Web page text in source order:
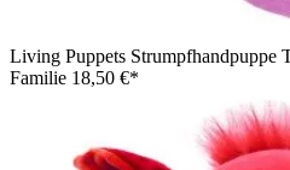
Living Puppets Strumpfhandpuppe
Familie 18,50 €*